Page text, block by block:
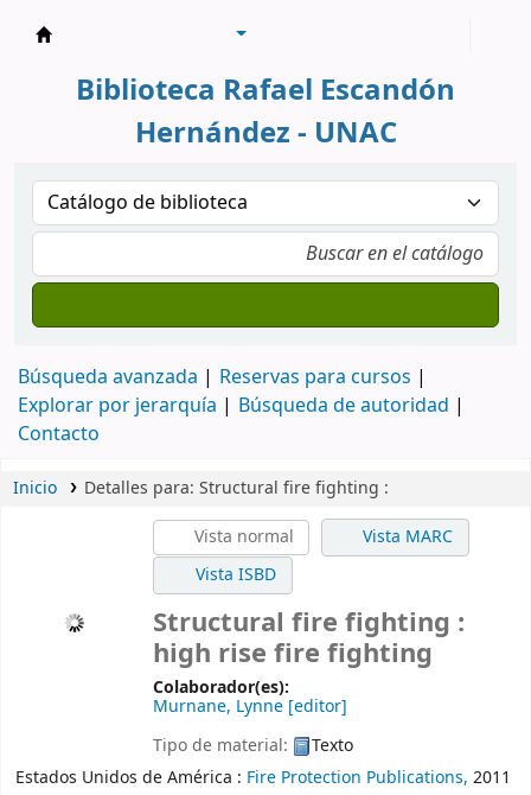
Biblioteca Rafael Escandón
Hernández - UNAC
Búsqueda avanzada
Reservas para cursos
Explorar por jerarquía
Búsqueda de autoridad
Contacto
Inicio Detalles para: Structural fire fighting :
Vista normal
Vista MARC
Vista ISBD
Structural fire fighting :
high rise fire fighting
Colaborador(es):
Murnane, Lynne [editor]
Tipo de material:
Texto
Estados Unidos de América : Fire Protection Publications, 2011